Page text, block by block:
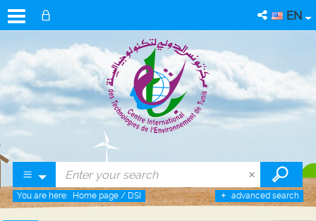
EN
advanced search
You are here: Home page / DSI